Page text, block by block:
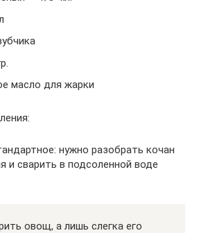
масло для жарки
нужно разобрать кочан
и сварить в подсоленной воде
овощ, а лишь слегка его